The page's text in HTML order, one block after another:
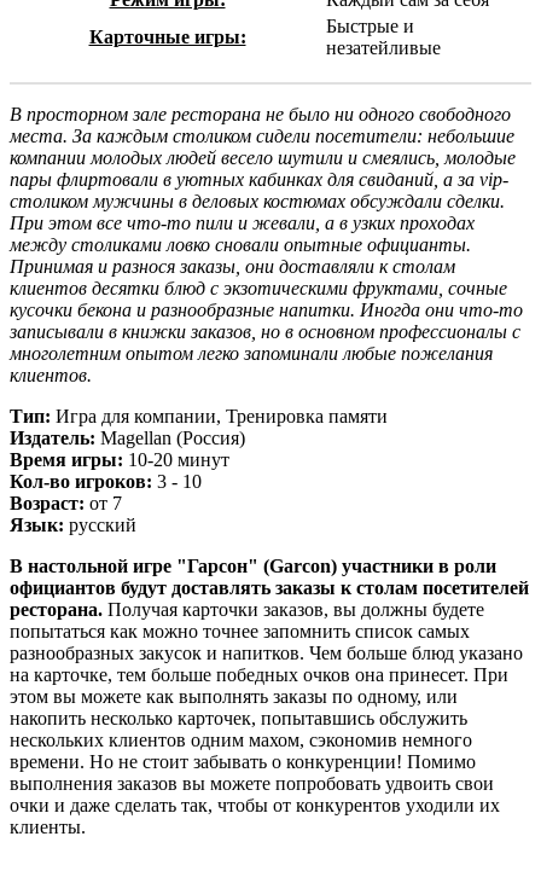
Карточные игры:
Быстрые и
незатейливые
В просторном зале ресторана не было ни одного свободного
места. За каждым столиком сидели посетители: небольшие
компании молодых людей весело шутили и смеялись, молодые
пары флиртовали в уютных кабинках для свиданий, а за vip-
столиком мужчины в деловых костюмах обсуждали сделки.
При этом все что-то пили и жевали, а в узких проходах
между столиками ловко сновали опытные официанты.
Принимая и разнося заказы, они доставляли к столам
клиентов десятки блюд с экзотическими фруктами, сочные
кусочки бекона и разнообразные напитки. Иногда они что-то
записывали в книжки заказов, но в основном профессионалы с
многолетним опытом легко запоминали любые пожелания
клиентов.
Тип: Игра для компании, Тренировка памяти
Издатель: Magellan (Россия)
Время игры: 10-20 минут
Кол-во игроков: 3 - 10
Возраст: от 7
Язык: русский
В настольной игре "Гарсон" (Garcon) участники в роли
официантов будут доставлять заказы к столам посетителей
ресторана. Получая карточки заказов, вы должны будете
попытаться как можно точнее запомнить список самых
разнообразных закусок и напитков. Чем больше блюд указано
на карточке, тем больше победных очков она принесет. При
этом вы можете как выполнять заказы по одному, или
накопить несколько карточек, попытавшись обслужить
нескольких клиентов одним махом, сэкономив немного
времени. Но не стоит забывать о конкуренции! Помимо
выполнения заказов вы можете попробовать удвоить свои
очки и даже сделать так, чтобы от конкурентов уходили их
клиенты.